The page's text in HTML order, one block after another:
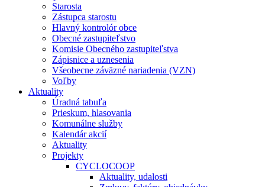
Starosta
Zástupca starostu
Hlavný kontrolór obce
Obecné zastupiteľstvo
Komisie Obecného zastupiteľstva
Zápisnice a uznesenia
Všeobecne záväzné nariadenia (VZN)
Voľby
Aktuality
Úradná tabuľa
Prieskum, hlasovania
Komunálne služby
Kalendár akcií
Aktuality
Projekty
CYCLOCOOP
Aktuality, udalosti